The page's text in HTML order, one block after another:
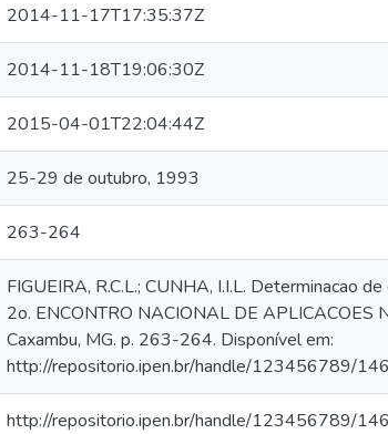
2014-11-17T17:35:37Z
2014-11-18T19:06:30Z
2015-04-01T22:04:44Z
25-29 de outubro, 1993
263-264
FIGUEIRA, R.C.L.; CUNHA, I.I.L. Determinacao
2o. ENCONTRO NACIONAL DE
Caxambu, MG. p. 263-264. Disponível em:
http://repositorio.ipen.br/handle/123456789/
http://repositorio.ipen.br/handle/123456789/